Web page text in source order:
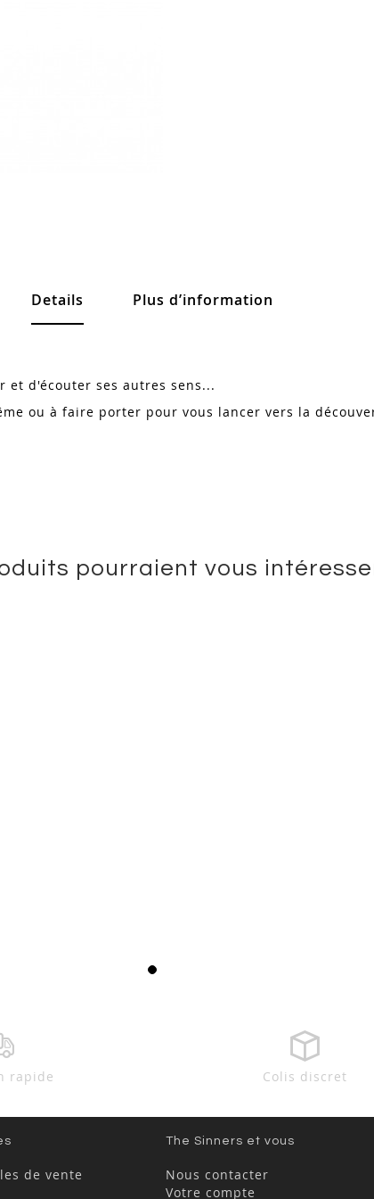
Details
et d'écouter ses autres sens...
ou à faire porter pour vous lancer vers la
Plus d’information
pourraient vous
rapide Colis discret
de vente
The Sinners et vous
Nous contacter
Votre compte